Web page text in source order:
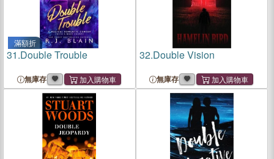
滿額折
31.Double Trouble
無庫存
32.Double Vision
無庫存